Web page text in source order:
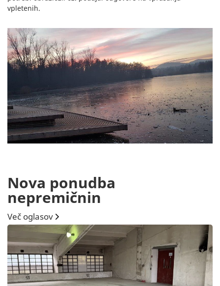
vpletenih.
Nova ponudba
nepremičnin
Več oglasov